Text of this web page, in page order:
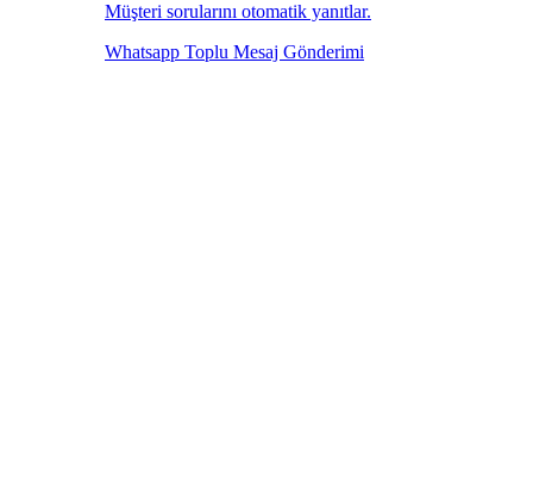
Müşteri sorularını otomatik yanıtlar.
Whatsapp Toplu Mesaj Gönderimi